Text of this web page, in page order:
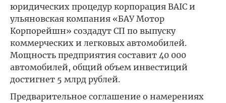
юридических процедур корпорация BAIC и
ульяновская компания «БАУ Мотор
Корпорейшн» создадут СП по выпуску
коммерческих и легковых автомобилей.
Мощность предприятия составит 40 000
автомобилей, общий объем инвестиций
достигнет 5 млрд рублей.
Предварительное соглашение о намерениях